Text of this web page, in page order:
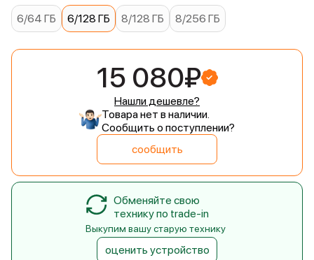
6/64 ГБ 6/128 ГБ 8/128 ГБ 8/256 ГБ
15 080₽
Нашли дешевле?
Товара нет в наличии.
Сообщить о поступлении?
сообщить
Обменяйте свою
технику по trade-in
Выкупим вашу старую технику
оценить устройство